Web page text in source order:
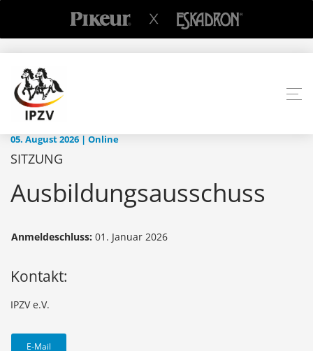
05. August 2026 | Online
SITZUNG
Ausbildungsausschuss
Anmeldeschluss: 01. Januar 2026
Kontakt:
IPZV e.V.
E-Mail